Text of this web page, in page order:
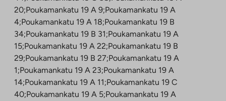
20;Poukamankatu 19 A 9;Poukamankatu 19 A
4;Poukamankatu 19 A 18;Poukamankatu 19 B
34;Poukamankatu 19 B 31;Poukamankatu 19 A
15;Poukamankatu 19 A 22;Poukamankatu 19 B
29;Poukamankatu 19 B 27;Poukamankatu 19 A
1;Poukamankatu 19 A 23;Poukamankatu 19 A
14;Poukamankatu 19 A 11;Poukamankatu 19 C
40;Poukamankatu 19 A 5;Poukamankatu 19 A